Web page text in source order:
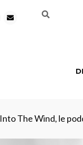
Into The Wind, le